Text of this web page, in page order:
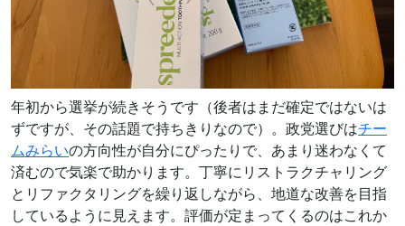
年初から選挙が続きそうです（後者はまだ確定ではないは
ずですが、その話題で持ちきりなので）。政党選びはチー
ムみらいの方向性が自分にぴったりで、あまり迷わなくて
済むので気楽で助かります。丁寧にリストラクチャリング
とリファクタリングを繰り返しながら、地道な改善を目指
しているように見えます。評価が定まってくるのはこれか